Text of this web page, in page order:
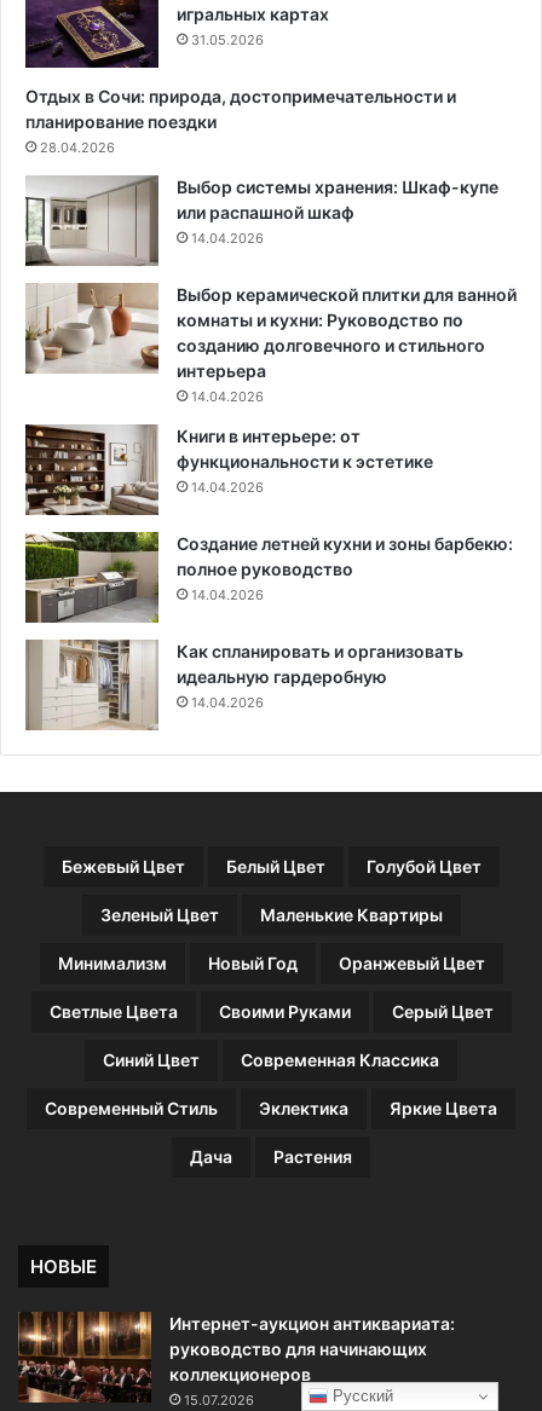
игральных картах
31.05.2026
Отдых в Сочи: природа, достопримечательности и
планирование поездки
28.04.2026
Выбор системы хранения: Шкаф-купе
или распашной шкаф
14.04.2026
Выбор керамической плитки для ванной
комнаты и кухни: Руководство по
созданию долговечного и стильного
интерьера
14.04.2026
Книги в интерьере: от
функциональности к эстетике
14.04.2026
Создание летней кухни и зоны барбекю:
полное руководство
14.04.2026
Как спланировать и организовать
идеальную гардеробную
14.04.2026
Бежевый Цвет Белый Цвет Голубой Цвет
Зеленый Цвет Маленькие Квартиры
Минимализм Новый Год Оранжевый Цвет
Светлые Цвета Своими Руками Серый Цвет
Синий Цвет Современная Классика
Современный Стиль Эклектика Яркие Цвета
Дача Растения
НОВЫЕ
Интернет-аукцион антиквариата:
руководство для начинающих
коллекционеров
15.07.2026 Русский